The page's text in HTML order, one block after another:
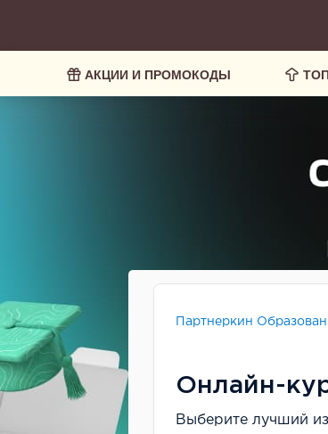
АКЦИИ И ПРОМОКОДЫ
Партнеркин
Онлайн-
Выберите лучший